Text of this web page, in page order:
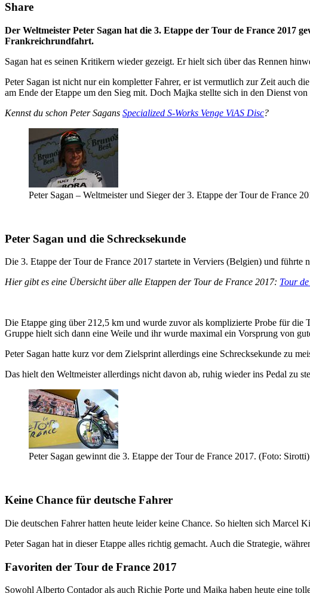
Share
Der Weltmeister Peter Sagan hat die 3. Etappe der Tour de France 2017
Frankreichrundfahrt.
Sagan hat es seinen Kritikern wieder gezeigt. Er hielt sich über das Rennen
Peter Sagan ist nicht nur ein kompletter Fahrer, er ist vermutlich zur Zeit auch
am Ende der Etappe um den Sieg mit. Doch Majka stellte sich in den Dienst
Kennst du schon Peter Sagans Specialized S-Works Venge ViAS Disc?
Peter Sagan – Weltmeister und Sieger der 3. Etappe der Tour de France
Peter Sagan und die Schrecksekunde
Die 3. Etappe der Tour de France 2017 startete in Verviers (Belgien) und
Hier gibt es eine Übersicht über alle Etappen der Tour de France 2017: Tour
Die Etappe ging über 212,5 km und wurde zuvor als komplizierte Probe für die
Gruppe hielt sich dann eine Weile und ihr wurde maximal ein Vorsprung von
Peter Sagan hatte kurz vor dem Zielsprint allerdings eine Schrecksekunde zu
Das hielt den Weltmeister allerdings nicht davon ab, ruhig wieder ins Pedal zu
Peter Sagan gewinnt die 3. Etappe der Tour de France 2017. (Foto: Sirotti)
Keine Chance für deutsche Fahrer
Die deutschen Fahrer hatten heute leider keine Chance. So hielten sich Marcel
Peter Sagan hat in dieser Etappe alles richtig gemacht. Auch die Strategie,
Favoriten der Tour de France 2017
Sowohl Alberto Contador als auch Richie Porte und Majka haben heute eine